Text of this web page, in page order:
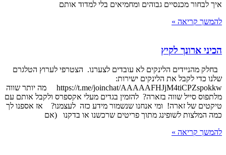
איך לבחור מכנסיים גבוהים ומחמיאים בלי למדוד אותם
להמשך קריאה »
הכיני ארונך לקיץ
בחלק מהניידים הלינקים לא עובדים לצערנו. הצטרפי לערוץ הטלגרם
שלנו כדי לקבל את הלינקים ישירות:
https://t.me/joinchat/AAAAAFHJjM4tiCPZspokkw מה יותר שווה
מלתפוס סייל שווה בזארה? להזמין בגדים מעלי אקספרס ולקבל אותם עם
טיקטים של זארה! ומי אנחנו שנשמור מידע כזה לעצמנו? אז אספנו לך
כמה המלצות לשופינג מתוך פריטים שרכשנו או בדקנו (אם
להמשך קריאה »